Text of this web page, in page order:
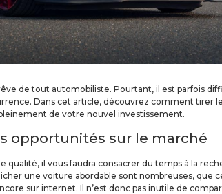
de tout automobiliste. Pourtant, il est parfois
Dans cet article, découvrez comment tirer
de votre nouvel investissement.
opportunités sur le marché
qualité, il vous faudra consacrer du temps à la
une voiture abordable sont nombreuses, que
sur internet. Il n’est donc pas inutile de